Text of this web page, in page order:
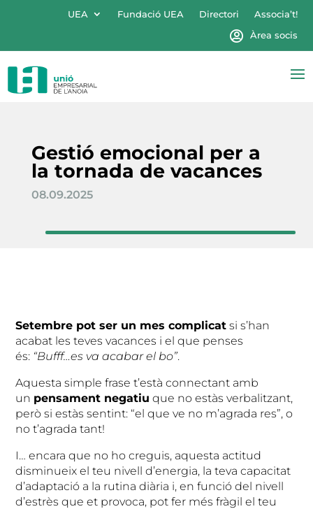
UEA Fundació UEA Directori
Associa’t!
Àrea socis
Gestió emocional per a
la tornada de vacances
08.09.2025
Setembre pot ser un mes complicat si s’han
acabat les teves vacances i el que penses
és: “Bufff…es va acabar el bo”.
Aquesta simple frase t’està connectant amb
un pensament negatiu que no estàs verbalitzant,
però si estàs sentint: “el que ve no m’agrada res”, o
no t’agrada tant!
I… encara que no ho creguis, aquesta actitud
disminueix el teu nivell d’energia, la teva capacitat
d’adaptació a la rutina diària i, en funció del nivell
d’estrès que et provoca, pot fer més fràgil el teu